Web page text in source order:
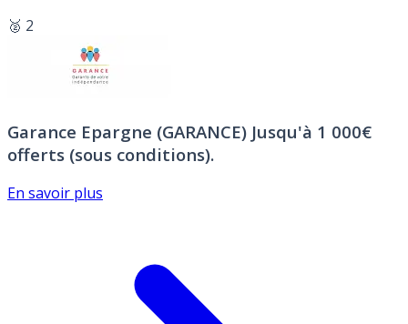
🥈 2
Garance Epargne (GARANCE) Jusqu'à 1 000€
offerts (sous conditions).
En savoir plus